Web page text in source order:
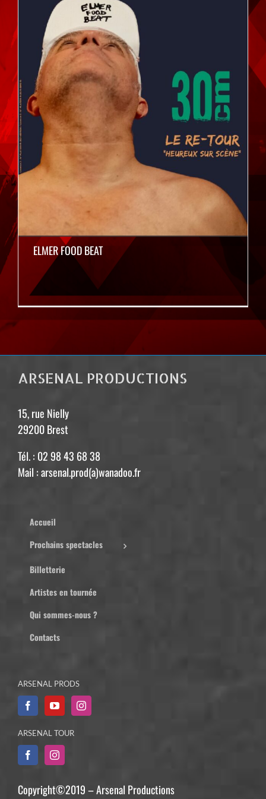
ELMER FOOD BEAT
ARSENAL PRODUCTIONS
15, rue Nielly
29200 Brest
Tél. : 02 98 43 68 38
Mail : arsenal.prod(a)wanadoo.fr
Accueil
Prochains spectacles
Billetterie
Artistes en tournée
Qui sommes-nous ?
Contacts
ARSENAL PRODS
ARSENAL TOUR
Copyright©2019 – Arsenal Productions